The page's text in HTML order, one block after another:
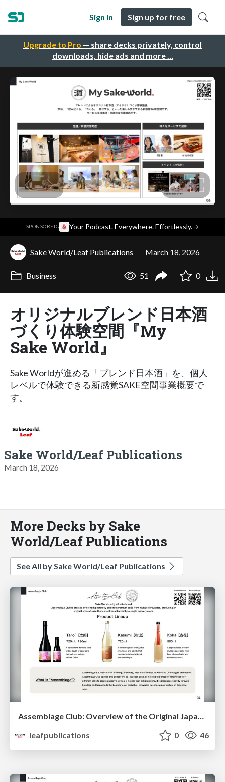
Upgrade to Pro — share decks privately, control
downloads, hide ads and more …
Sign in Sign up for free
SPONSORED· Your Podcast. Everywhere. Effortlessly.→
Sake World/Leaf Publications March 18, 2026
Business 51 0
オリジナルブレンド日本酒
づくり体験空間『My
Sake World』
Sake Worldが進める「ブレンド日本酒」を、個人
レベルで体験できる新感覚SAKE空間事業概要で
す。
Sake World/Leaf Publications
March 18, 2026
More Decks by Sake
World/Leaf Publications
See All by Sake World/Leaf Publications
Assemblage Club: Overview of the Original Japanese Sake Brand
leafpublications
0 46